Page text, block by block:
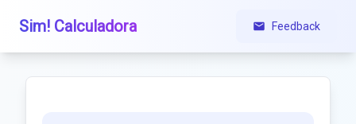
Sim! Calculadora Feedback